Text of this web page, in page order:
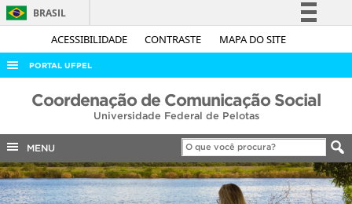
ACESSIBILIDADE CONTRASTE MAPA DO SITE
BRASIL
Simplifique!
Acesso à informação
Legislação
Canais
PORTAL UFPEL
ACESSO À INFORMAÇÃO
COBALTO
CONCURSOS
EDITAIS
Coordenação de Comunicação Social
Universidade Federal de Pelotas
MENU